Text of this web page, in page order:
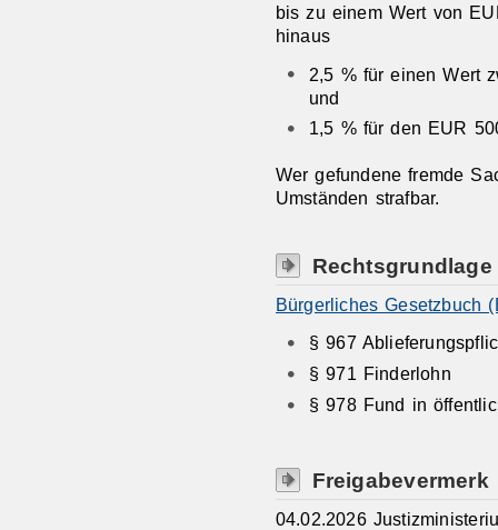
bis zu einem Wert von
hinaus
2,5 % für einen Wert
und
1,5 % für den EUR
Wer gefundene fremde
Umständen strafbar.
Rechtsgrundlage
Bürgerliches Gesetzbuch
§ 967
§ 971 Finderlohn
§ 978 Fund in
Freigabevermerk
04.02.2026